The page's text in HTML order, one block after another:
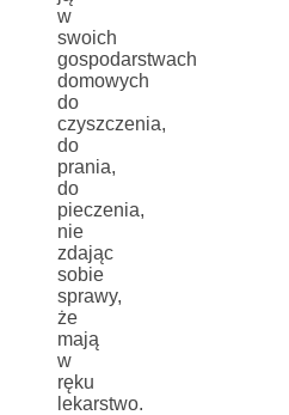
w
swoich
gospodarstwach
domowych
do
czyszczenia,
do
prania,
do
pieczenia,
nie
zdając
sobie
sprawy,
że
mają
w
ręku
lekarstwo.